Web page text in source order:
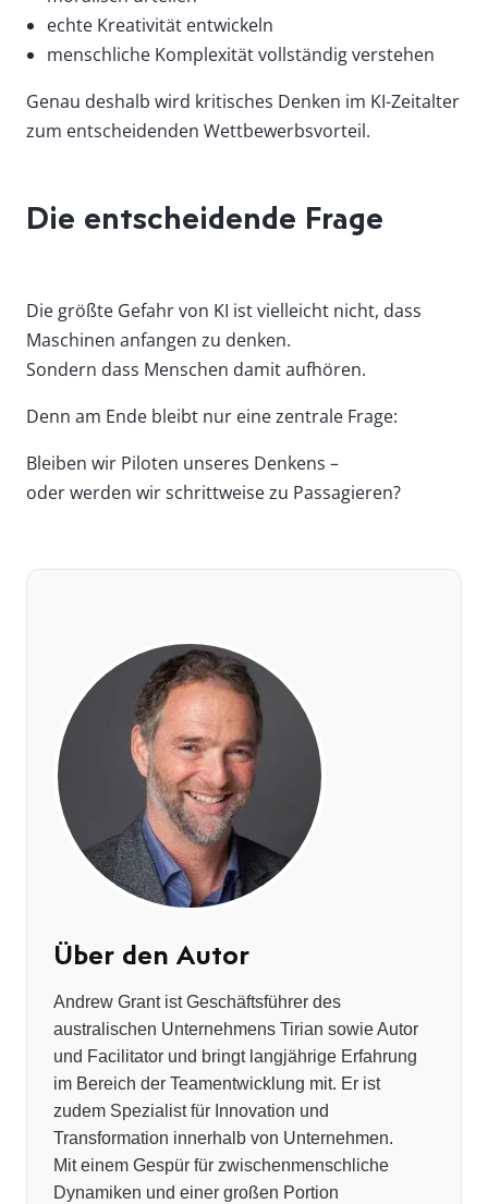
echte Kreativität entwickeln
menschliche Komplexität vollständig verstehen
Genau deshalb wird kritisches Denken im KI-Zeitalter
zum entscheidenden Wettbewerbsvorteil.
Die entscheidende Frage
Die größte Gefahr von KI ist vielleicht nicht, dass
Maschinen anfangen zu denken.
Sondern dass Menschen damit aufhören.
Denn am Ende bleibt nur eine zentrale Frage:
Bleiben wir Piloten unseres Denkens –
oder werden wir schrittweise zu Passagieren?
Über den Autor
Andrew Grant ist Geschäftsführer des
australischen Unternehmens Tirian sowie Autor
und Facilitator und bringt langjährige Erfahrung
im Bereich der Teamentwicklung mit. Er ist
zudem Spezialist für Innovation und
Transformation innerhalb von Unternehmen.
Mit einem Gespür für zwischenmenschliche
Dynamiken und einer großen Portion